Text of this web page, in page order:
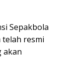
Sepakbola
telah resmi
akan